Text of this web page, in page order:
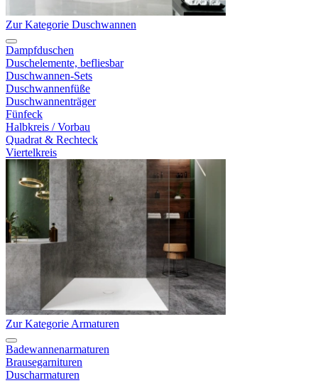
Zur Kategorie Duschwannen
Dampfduschen
Duschelemente, befliesbar
Duschwannen-Sets
Duschwannenfüße
Duschwannenträger
Fünfeck
Halbkreis / Vorbau
Quadrat & Rechteck
Viertelkreis
Zur Kategorie Armaturen
Badewannenarmaturen
Brausegarnituren
Duscharmaturen